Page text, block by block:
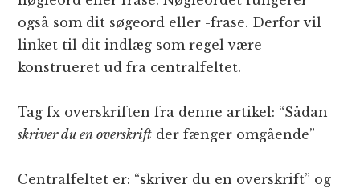
også som dit søgeord eller -frase. Derfor vil
linket til dit indlæg som regel være
konstrueret ud fra centralfeltet.
Tag fx overskriften fra denne artikel: “Sådan
skriver du en overskrift der fænger omgående”
Centralfeltet er: “skriver du en overskrift” og